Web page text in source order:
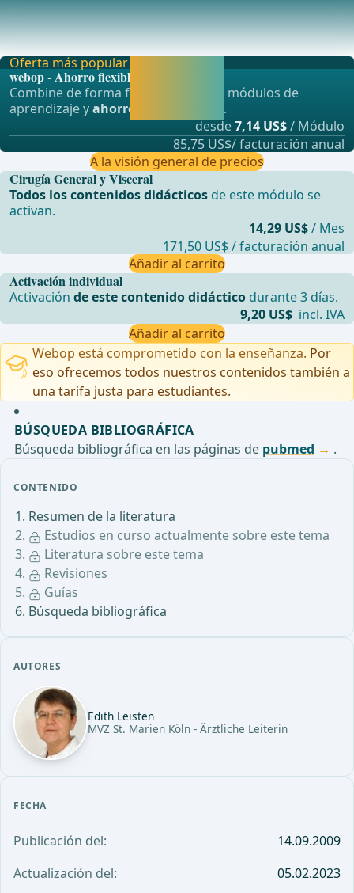
CONTENIDO
Resumen de la literatura
Estudios en curso actualmente sobre este tema
Literatura sobre este tema
Revisiones
Guías
Búsqueda bibliográfica
AUTORES
Edith Leisten
MVZ St. Marien Köln - Ärztliche Leiterin
FECHA
Publicación del:
14.09.2009
Actualización del:
05.02.2023
La identificación de la estrategia de tratamiento óptima
para la apendicitis compleja en la poblaci
Activación individual
Activaciónde este contenido didáctico durante 3 días.
9,20 US$ incl. IVA
Añadir al carrito
Oferta más popular
webop - Ahorro flexible
Combine de forma flexible nuestros módulos de
aprendizaje yahorre hasta un 50% .
desde7,14 US$/ Módulo
85,75 US$/ facturación anual
A la visión general de precios
Cirugía General y Visceral
Todos los contenidos didácticos de este módulo se
activan.
14,29 US$/ Mes
171,50 US$ / facturación anual
Añadir al carrito
Webop está comprometido con la enseñanza. Por
eso ofrecemos todos nuestros contenidos también a
una tarifa justa para estudiantes.
BÚSQUEDA BIBLIOGRÁFICA
Búsqueda bibliográfica en las páginas de pubmed .